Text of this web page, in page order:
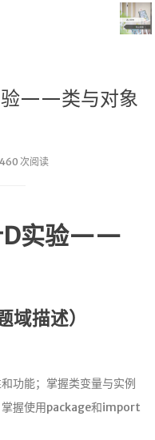
验——类与对象
次阅读
D实验——
域描述）
功能；掌握类变量与实例
掌握使用package和import